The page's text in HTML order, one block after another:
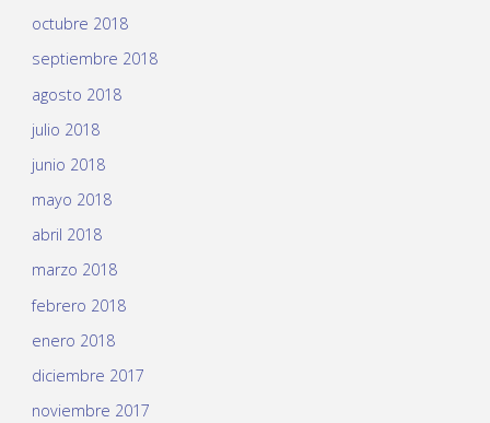
octubre 2018
septiembre 2018
agosto 2018
julio 2018
junio 2018
mayo 2018
abril 2018
marzo 2018
febrero 2018
enero 2018
diciembre 2017
noviembre 2017